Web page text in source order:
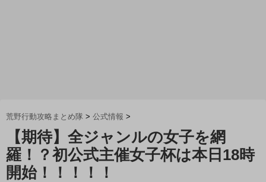
荒野行動攻略まとめ隊 > 公式情報 >
【期待】全ジャンルの女子を網
羅！？初公式主催女子杯は本日18時
開始！！！！！